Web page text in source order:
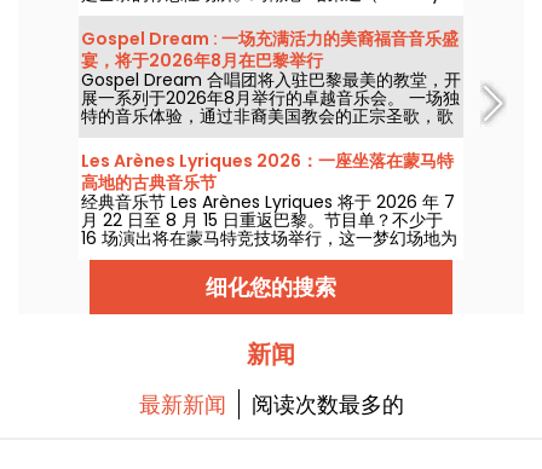
Hallyday）、雷-查尔斯（Ray Charles）、滚石
乐队（The Rolling Stones）和披头士乐队（The
Beatles）都曾在此举办过音乐会！
Gospel Dream : 一场充满活力的美裔福音音乐盛
宴，将于2026年8月在巴黎举行
Gospel Dream 合唱团将入驻巴黎最美的教堂，开
展一系列于2026年8月举行的卓越音乐会。 一场独
特的音乐体验，通过非裔美国教会的正宗圣歌，歌
颂希望、团结与韧性。
Les Arènes Lyriques 2026：一座坐落在蒙马特
高地的古典音乐节
经典音乐节 Les Arènes Lyriques 将于 2026 年 7
月 22 日至 8 月 15 日重返巴黎。节目单？不少于
16 场演出将在蒙马特竞技场举行，这一梦幻场地为
聆听经典乐章提供了理想背景。
细化您的搜索
新闻
最新新闻 阅读次数最多的